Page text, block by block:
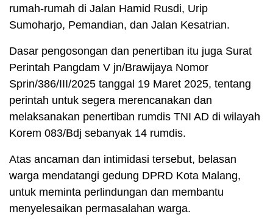
rumah-rumah di Jalan Hamid Rusdi, Urip
Sumoharjo, Pemandian, dan Jalan Kesatrian.
Dasar pengosongan dan penertiban itu juga Surat
Perintah Pangdam V jn/Brawijaya Nomor
Sprin/386/III/2025 tanggal 19 Maret 2025, tentang
perintah untuk segera merencanakan dan
melaksanakan penertiban rumdis TNI AD di wilayah
Korem 083/Bdj sebanyak 14 rumdis.
Atas ancaman dan intimidasi tersebut, belasan
warga mendatangi gedung DPRD Kota Malang,
untuk meminta perlindungan dan membantu
menyelesaikan permasalahan warga.